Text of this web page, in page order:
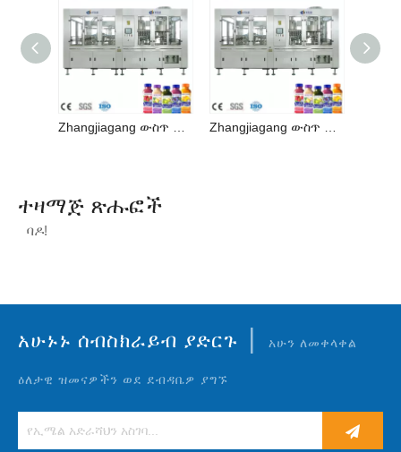
ተዛማጅ ጽሑፎች
ባዶ!
አሁኑኑ ሰብስክራይብ ያድርጉ | አሁን ለመቀላቀል
ዕለታዊ ዝመናዎችን ወደ ደብዳቤዎ ያግኙ